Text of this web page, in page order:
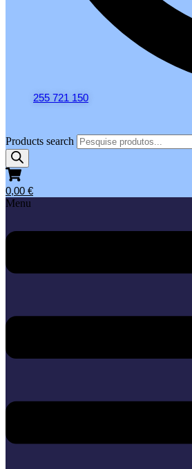
255 721 150
Products search
0,00 €
Menu